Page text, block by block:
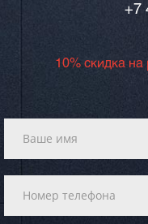
+7
10% скидка на